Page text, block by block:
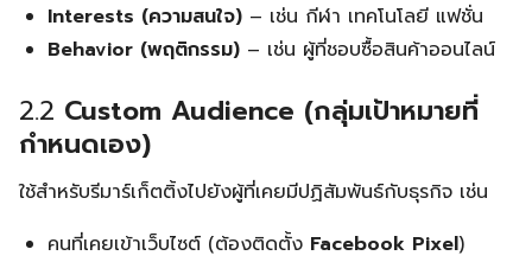
Interests (ความสนใจ) – เช่น กีฬา เทคโนโลยี แฟชั่น
Behavior (พฤติกรรม) – เช่น ผู้ที่ชอบซื้อสินค้าออนไลน์
2.2 Custom Audience (กลุ่มเป้าหมายที่
กำหนดเอง)
ใช้สำหรับรีมาร์เก็ตติ้งไปยังผู้ที่เคยมีปฏิสัมพันธ์กับธุรกิจ เช่น
คนที่เคยเข้าเว็บไซต์ (ต้องติดตั้ง Facebook Pixel)